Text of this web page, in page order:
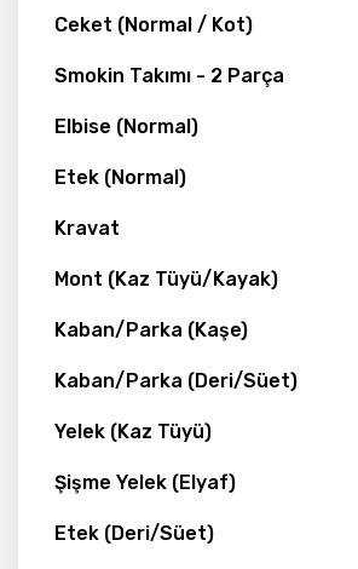
Ceket (Normal / Kot)
Smokin Takımı - 2 Parça
Elbise (Normal)
Etek (Normal)
Kravat
Mont (Kaz Tüyü/Kayak)
Kaban/Parka (Kaşe)
Kaban/Parka (Deri/Süet)
Yelek (Kaz Tüyü)
Şişme Yelek (Elyaf)
Etek (Deri/Süet)